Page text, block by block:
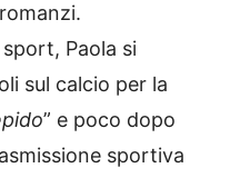
Paola si
sul calcio per la
” e poco dopo
sportiva